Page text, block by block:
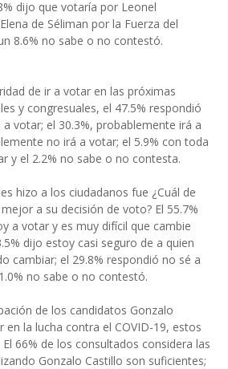
dijo que votaría por Leonel
de Séliman por la Fuerza del
8.6% no sabe o no contestó.
de ir a votar en las próximas
y congresuales, el 47.5% respondió
votar; el 30.3%, probablemente irá a
no irá a votar; el 5.9% con toda
y el 2.2% no sabe o no contesta.
hizo a los ciudadanos fue ¿Cuál de
a su decisión de voto? El 55.7%
a votar y es muy difícil que cambie
dijo estoy casi seguro de a quien
cambiar; el 29.8% respondió no sé a
no sabe o no contestó.
de los candidatos Gonzalo
en la lucha contra el COVID-19, estos
66% de los consultados considera las
Gonzalo Castillo son suficientes;